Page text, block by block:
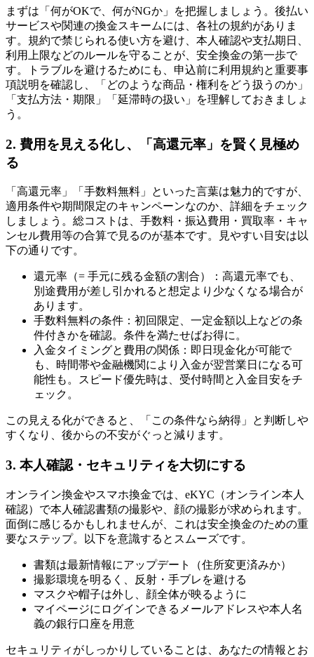
まずは「何がOKで、何がNGか」を把握しましょう。後払い
サービスや関連の換金スキームには、各社の規約がありま
す。規約で禁じられる使い方を避け、本人確認や支払期日、
利用上限などのルールを守ることが、安全換金の第一歩で
す。トラブルを避けるためにも、申込前に利用規約と重要事
項説明を確認し、「どのような商品・権利をどう扱うのか」
「支払方法・期限」「延滞時の扱い」を理解しておきましょ
う。
2. 費用を見える化し、「高還元率」を賢く見極め
る
「高還元率」「手数料無料」といった言葉は魅力的ですが、
適用条件や期間限定のキャンペーンなのか、詳細をチェック
しましょう。総コストは、手数料・振込費用・買取率・キャ
ンセル費用等の合算で見るのが基本です。見やすい目安は以
下の通りです。
還元率（= 手元に残る金額の割合）：高還元率でも、
別途費用が差し引かれると想定より少なくなる場合が
あります。
手数料無料の条件：初回限定、一定金額以上などの条
件付きかを確認。条件を満たせばお得に。
入金タイミングと費用の関係：即日現金化が可能で
も、時間帯や金融機関により入金が翌営業日になる可
能性も。スピード優先時は、受付時間と入金目安をチ
ェック。
この見える化ができると、「この条件なら納得」と判断しや
すくなり、後からの不安がぐっと減ります。
3. 本人確認・セキュリティを大切にする
オンライン換金やスマホ換金では、eKYC（オンライン本人
確認）で本人確認書類の撮影や、顔の撮影が求められます。
面倒に感じるかもしれませんが、これは安全換金のための重
要なステップ。以下を意識するとスムーズです。
書類は最新情報にアップデート（住所変更済みか）
撮影環境を明るく、反射・手ブレを避ける
マスクや帽子は外し、顔全体が映るように
マイページにログインできるメールアドレスや本人名
義の銀行口座を用意
セキュリティがしっかりしていることは、あなたの情報とお